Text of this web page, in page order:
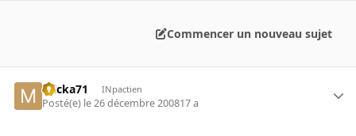
Commencer un nouveau sujet
micka71 INpactien
Posté(e) le 26 décembre 200817 a